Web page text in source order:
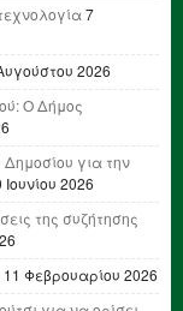
7
2026
Ο Δήμος
για την
Ιουνίου 2026
της συζήτησης
11 Φεβρουαρίου 2026